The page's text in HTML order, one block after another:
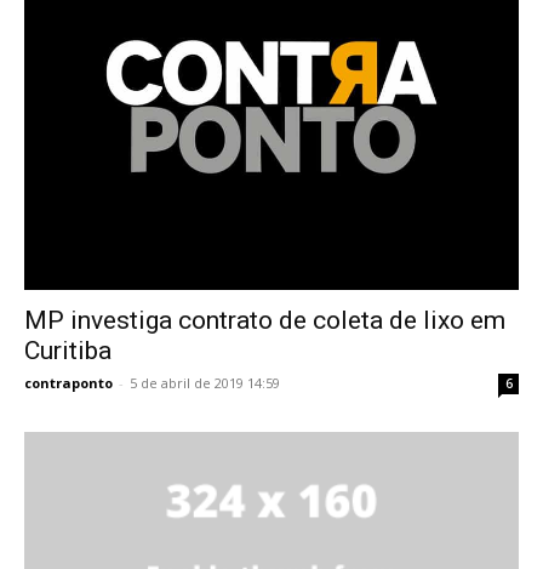
MP investiga contrato de coleta de lixo em
Curitiba
contraponto - 5 de abril de 2019 14:59 6